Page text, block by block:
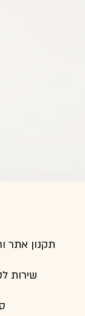
תקנון אתר
שירות